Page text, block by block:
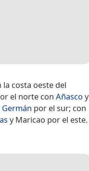
costa oeste del
el norte con Añasco y
Germán por el sur; con
y Maricao por el este.